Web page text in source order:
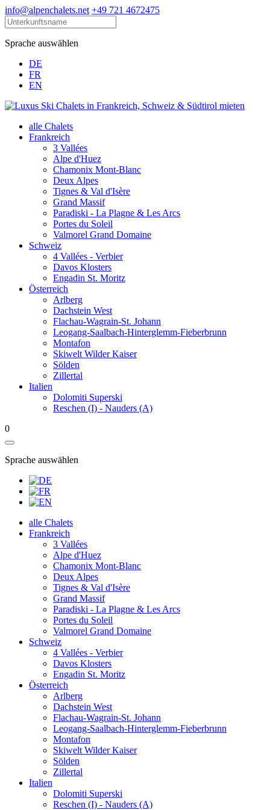
info@alpenchalets.net +49 721 4672475
Sprache auswählen
DE
FR
EN
alle Chalets
Frankreich
3 Vallées
Alpe d'Huez
Chamonix Mont-Blanc
Deux Alpes
Tignes & Val d'Isère
Grand Massif
Paradiski - La Plagne & Les Arcs
Portes du Soleil
Valmorel Grand Domaine
Schweiz
4 Vallées - Verbier
Davos Klosters
Engadin St. Moritz
Österreich
Arlberg
Dachstein West
Flachau-Wagrain-St. Johann
Leogang-Saalbach-Hinterglemm-Fieberbrunn
Montafon
Skiwelt Wilder Kaiser
Sölden
Zillertal
Italien
Dolomiti Superski
Reschen (I) - Nauders (A)
0
Sprache auswählen
alle Chalets
Frankreich
3 Vallées
Alpe d'Huez
Chamonix Mont-Blanc
Deux Alpes
Tignes & Val d'Isère
Grand Massif
Paradiski - La Plagne & Les Arcs
Portes du Soleil
Valmorel Grand Domaine
Schweiz
4 Vallées - Verbier
Davos Klosters
Engadin St. Moritz
Österreich
Arlberg
Dachstein West
Flachau-Wagrain-St. Johann
Leogang-Saalbach-Hinterglemm-Fieberbrunn
Montafon
Skiwelt Wilder Kaiser
Sölden
Zillertal
Italien
Dolomiti Superski
Reschen (I) - Nauders (A)